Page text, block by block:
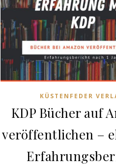
KÜSTENFEDER
KDP Bücher auf
veröffentlichen –